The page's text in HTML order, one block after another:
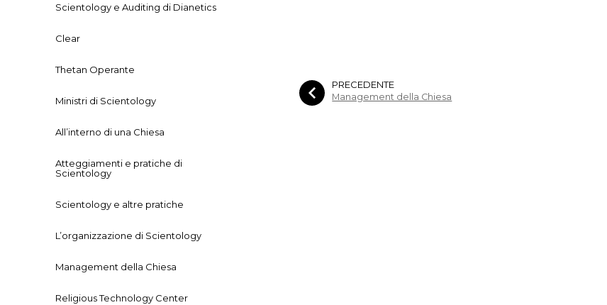
PRECEDENTE
Management della Chiesa
Scientology e Auditing di Dianetics
Clear
Thetan Operante
Ministri di Scientology
All’interno di una Chiesa
Atteggiamenti e pratiche di
Scientology
Scientology e altre pratiche
L’organizzazione di Scientology
Management della Chiesa
Religious Technology Center